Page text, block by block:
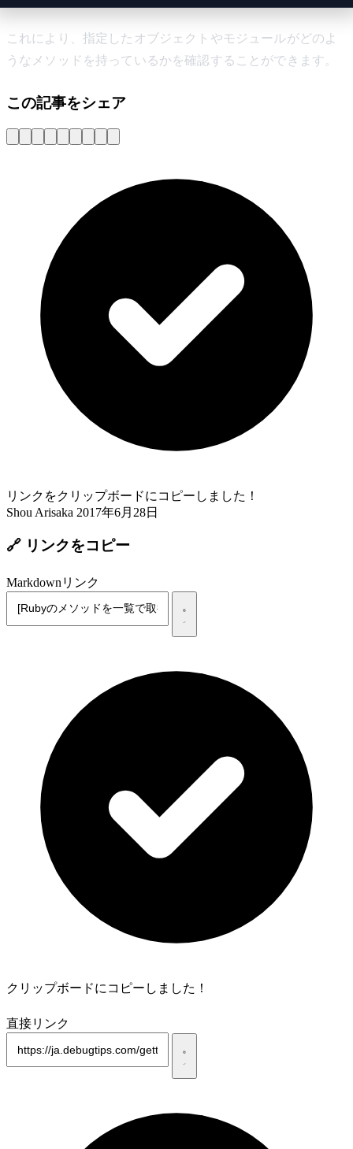
これにより、指定したオブジェクトやモジュールがどのよ
うなメソッドを持っているかを確認することができます。
この記事をシェア
リンクをクリップボードにコピーしました！
Shou Arisaka 2017年6月28日
🔗 リンクをコピー
Markdownリンク
クリップボードにコピーしました！
直接リンク